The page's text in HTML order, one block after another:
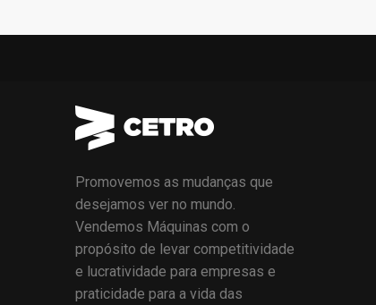
Promovemos as mudanças que
desejamos ver no mundo.
Vendemos Máquinas com o
propósito de levar competitividade
e lucratividade para empresas e
praticidade para a vida das